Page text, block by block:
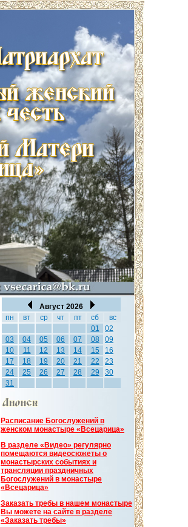
Август 2026
пн
вт ср чт пт сб
вс
01
02
03
04 05 06 07 08
09
10
11 12 13 14 15
16
17
18 19 20 21 22
23
24
25 26 27 28 29
30
31
Расписание Богослужений в
женском монастыре «Всецарица»
В разделе «Видео» регулярно
помещаются видеосюжеты о
монастырских событиях и
трансляции праздничных
Богослужений в монастыре
«Всецарица»
Заказать требы в нашем монастыре
Вы можете на сайте в разделе
«Заказать требы»